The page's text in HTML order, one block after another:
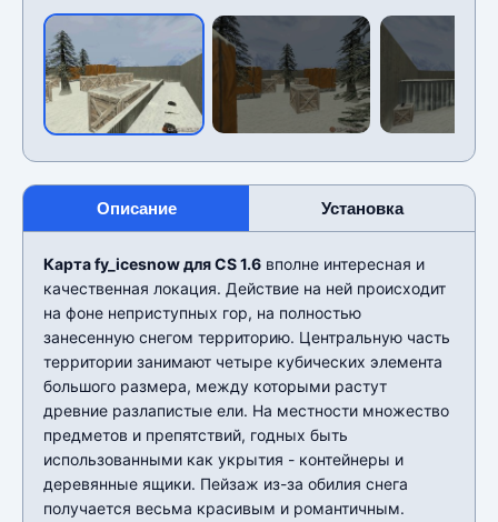
Описание Установка
Карта fy_icesnow для CS 1.6 вполне интересная и
качественная локация. Действие на ней происходит
на фоне неприступных гор, на полностью
занесенную снегом территорию. Центральную часть
территории занимают четыре кубических элемента
большого размера, между которыми растут
древние разлапистые ели. На местности множество
предметов и препятствий, годных быть
использованными как укрытия - контейнеры и
деревянные ящики. Пейзаж из-за обилия снега
получается весьма красивым и романтичным.